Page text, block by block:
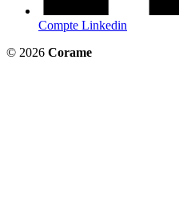
Compte Linkedin
© 2026 Corame